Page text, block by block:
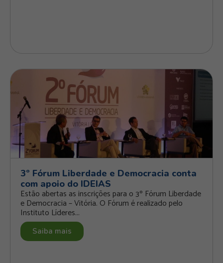
3º Fórum Liberdade e Democracia conta
com apoio do IDEIAS
Estão abertas as inscrições para o 3º Fórum Liberdade
e Democracia – Vitória. O Fórum é realizado pelo
Instituto Líderes...
Saiba mais